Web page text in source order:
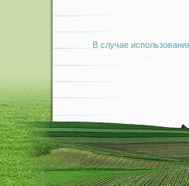
В случае